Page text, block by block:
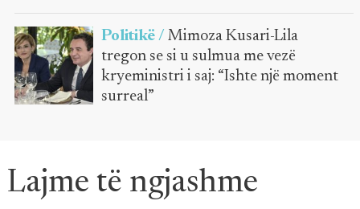
Kuvendin
Politikë / Mimoza Kusari-Lila
tregon se si u sulmua me vezë
kryeministri i saj: “Ishte një moment
surreal”
Lajme të ngjashme